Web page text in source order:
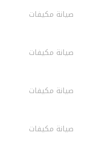
صيانة مكيفات
صيانة مكيفات
صيانة مكيفات
صيانة مكيفات